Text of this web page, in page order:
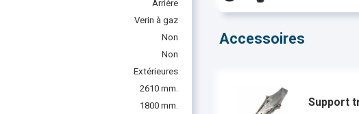
Arrière
Verin à gaz
Non
Non
Extérieures
2610 mm.
1800 mm.
Accessoires
Support